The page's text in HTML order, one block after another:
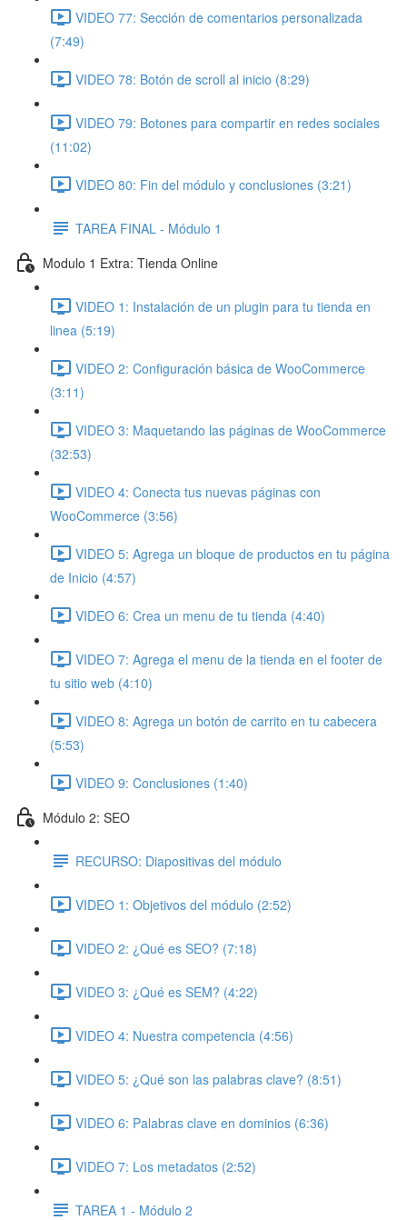
VIDEO 77: Sección de comentarios personalizada
(7:49)
VIDEO 78: Botón de scroll al inicio (8:29)
VIDEO 79: Botones para compartir en redes sociales
(11:02)
VIDEO 80: Fin del módulo y conclusiones (3:21)
TAREA FINAL - Módulo 1
Modulo 1 Extra: Tienda Online
VIDEO 1: Instalación de un plugin para tu tienda en
linea (5:19)
VIDEO 2: Configuración básica de WooCommerce
(3:11)
VIDEO 3: Maquetando las páginas de WooCommerce
(32:53)
VIDEO 4: Conecta tus nuevas páginas con
WooCommerce (3:56)
VIDEO 5: Agrega un bloque de productos en tu página
de Inicio (4:57)
VIDEO 6: Crea un menu de tu tienda (4:40)
VIDEO 7: Agrega el menu de la tienda en el footer de
tu sitio web (4:10)
VIDEO 8: Agrega un botón de carrito en tu cabecera
(5:53)
VIDEO 9: Conclusiones (1:40)
Módulo 2: SEO
RECURSO: Diapositivas del módulo
VIDEO 1: Objetivos del módulo (2:52)
VIDEO 2: ¿Qué es SEO? (7:18)
VIDEO 3: ¿Qué es SEM? (4:22)
VIDEO 4: Nuestra competencia (4:56)
VIDEO 5: ¿Qué son las palabras clave? (8:51)
VIDEO 6: Palabras clave en dominios (6:36)
VIDEO 7: Los metadatos (2:52)
TAREA 1 - Módulo 2